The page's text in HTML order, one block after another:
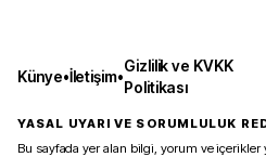
Künye•İletişim•
Gizlilik ve KVKK
Politikası
YASAL UYARI VE SORUMLULUK
Bu sayfada yer alan bilgi, yorum ve içerikler